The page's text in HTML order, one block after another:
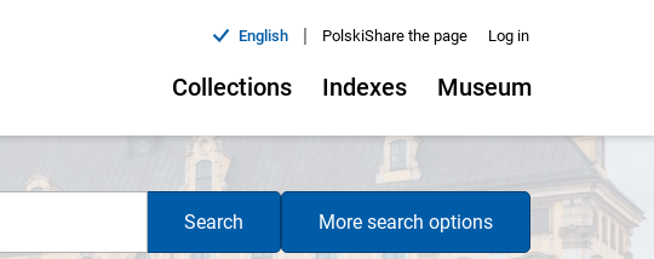
English | PolskiShare the page Log in
Collections Indexes Museum
Search More search options